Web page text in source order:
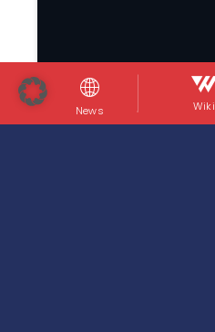
News Wiki